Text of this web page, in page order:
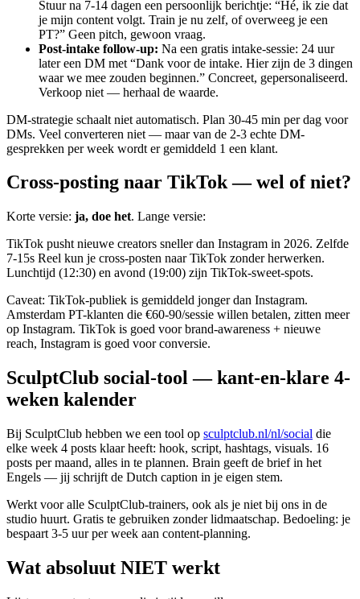
Stuur na 7-14 dagen een persoonlijk berichtje: “Hé, ik zie dat
je mijn content volgt. Train je nu zelf, of overweeg je een
PT?” Geen pitch, gewoon vraag.
Post-intake follow-up: Na een gratis intake-sessie: 24 uur
later een DM met “Dank voor de intake. Hier zijn de 3 dingen
waar we mee zouden beginnen.” Concreet, gepersonaliseerd.
Verkoop niet — herhaal de waarde.
DM-strategie schaalt niet automatisch. Plan 30-45 min per dag voor
DMs. Veel converteren niet — maar van de 2-3 echte DM-
gesprekken per week wordt er gemiddeld 1 een klant.
Cross-posting naar TikTok — wel of niet?
Korte versie: ja, doe het. Lange versie:
TikTok pusht nieuwe creators sneller dan Instagram in 2026. Zelfde
7-15s Reel kun je cross-posten naar TikTok zonder herwerken.
Lunchtijd (12:30) en avond (19:00) zijn TikTok-sweet-spots.
Caveat: TikTok-publiek is gemiddeld jonger dan Instagram.
Amsterdam PT-klanten die €60-90/sessie willen betalen, zitten meer
op Instagram. TikTok is goed voor brand-awareness + nieuwe
reach, Instagram is goed voor conversie.
SculptClub social-tool — kant-en-klare 4-
weken kalender
Bij SculptClub hebben we een tool op sculptclub.nl/nl/social die
elke week 4 posts klaar heeft: hook, script, hashtags, visuals. 16
posts per maand, alles in te plannen. Brain geeft de brief in het
Engels — jij schrijft de Dutch caption in je eigen stem.
Werkt voor alle SculptClub-trainers, ook als je niet bij ons in de
studio huurt. Gratis te gebruiken zonder lidmaatschap. Bedoeling: je
bespaart 3-5 uur per week aan content-planning.
Wat absoluut NIET werkt